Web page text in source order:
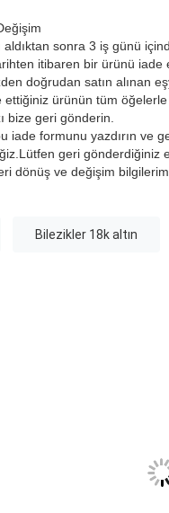
aldıktan sonra 3 iş günü
itibaren bir ürünü
doğrudan satın alınan
ettiğiniz ürünün tüm
bize geri gönderin.
iade formunu yazdırın ve
geri gönderdiğiniz
dönüş ve değişim
Bilezikler 18k altın